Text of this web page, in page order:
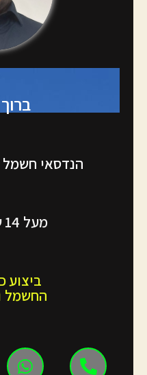
הנדסאי
מעל 14 שנות ניסיון
ביצוע
החשמל